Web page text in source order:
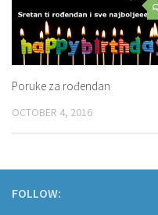
Poruke za rođendan
OCTOBER 4, 2016
FOLLOW: